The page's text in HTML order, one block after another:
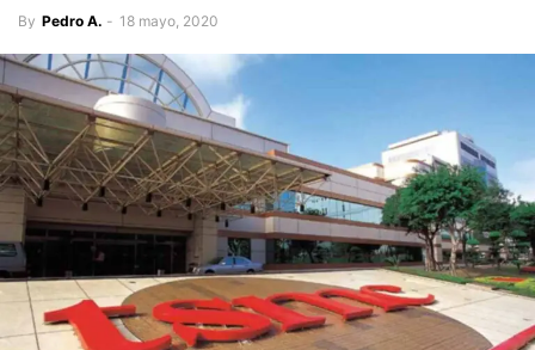
By Pedro A. - 18 mayo, 2020